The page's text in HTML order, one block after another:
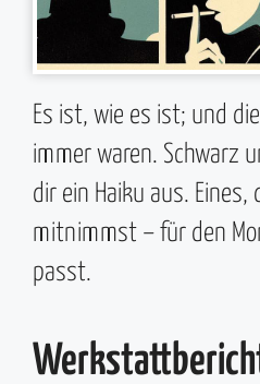
Es ist, wie es ist; und
immer waren. Schwarz
dir ein Haiku aus.
mitnimmst – für den
passt.